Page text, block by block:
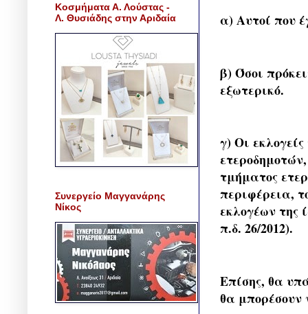
α) Αυτοί που
β) Όσοι
εξωτερικό.
γ) Οι
τμήματος
περιφέρεια,
εκλογέων της
π.δ. 26/2012).
Επίσης, θα
θα μπορέσουν
Κοσμήματα Α. Λούστας -
Λ. Θυσιάδης στην Αριδαία
Συνεργείο Μαγγανάρης
Νίκος